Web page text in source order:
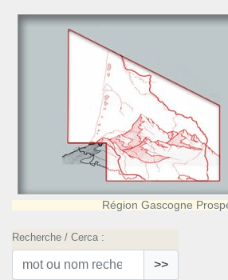
Région Gascogne
Recherche / Cerca :
>>